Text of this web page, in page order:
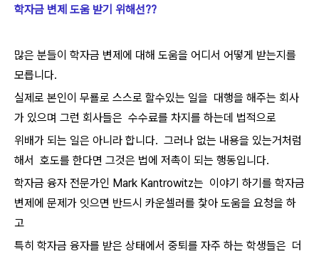
학자금 변제 도움 받기 위해선??
많은 분들이 학자금 변제에 대해 도움을 어디서 어떻게 받는지를
모릅니다.
실제로 본인이 무룔로 스스로 할수있는 일을 대행을 해주는 회사
가 있으며 그런 회사들은 수수료를 차지를 하는데 법적으로
위배가 되는 일은 아니라 합니다. 그러나 없는 내용을 있는거처럼
해서 호도를 한다면 그것은 법에 저촉이 되는 행동입니다.
학자금 융자 전문가인 Mark Kantrowitz는 이야기 하기를 학자금
변제에 문제가 잇으면 반드시 카운셀러를 찿아 도움을 요청을 하
고
특히 학자금 융자를 받은 상태에서 중퇴를 자주 하는 학생들은 더